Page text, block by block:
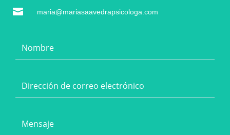
 maria@mariasaavedrapsicologa.com